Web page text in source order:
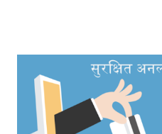
प्रयोग गर्न नसक्ने पनि होला र? भनेर
सामान्य हो । वान्नाक्राइ
जोगिने उपायहरुबारे रिगो
ब्लगमा साभार गरेका छौँ । रिगो